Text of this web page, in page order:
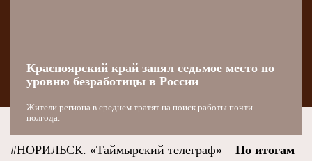
Красноярский край занял седьмое место по
уровню безработицы в России
Жители региона в среднем тратят на поиск работы почти
полгода.
#НОРИЛЬСК. «Таймырский телеграф» – По итогам